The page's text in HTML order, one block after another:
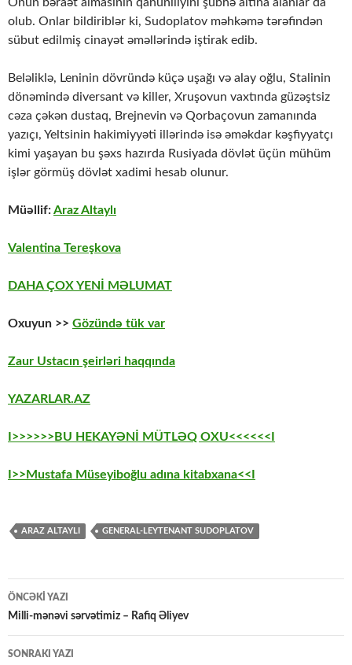
Onun bəraət almasının qanuniliyini şübhə altına alanlar da
olub. Onlar bildiriblər ki, Sudoplatov məhkəmə tərəfindən
sübut edilmiş cinayət əməllərində iştirak edib.
Beləliklə, Leninin dövründə küçə uşağı və alay oğlu, Stalinin
dönəmində diversant və killer, Xruşovun vaxtında güzəştsiz
cəza çəkən dustaq, Brejnevin və Qorbaçovun zamanında
yazıçı, Yeltsinin hakimiyyəti illərində isə əməkdar kəşfiyyatçı
kimi yaşayan bu şəxs hazırda Rusiyada dövlət üçün mühüm
işlər görmüş dövlət xadimi hesab olunur.
Müəllif:Araz Altaylı
Valentina Tereşkova
DAHA ÇOX YENİ MƏLUMAT
Oxuyun >> Gözündə tük var
Zaur Ustacın şeirləri haqqında
YAZARLAR.AZ
I>>>>>>BU HEKAYƏNİ MÜTLƏQ OXU<<<<<<I
I>>Mustafa Müseyiboğlu adına kitabxana<<I
ARAZ ALTAYLI GENERAL-LEYTENANT SUDOPLATOV
Yazılar
üzrə
naviqasiya
ÖNCƏKI YAZI
Milli-mənəvi sərvətimiz – Rafiq Əliyev
SONRAKI YAZI